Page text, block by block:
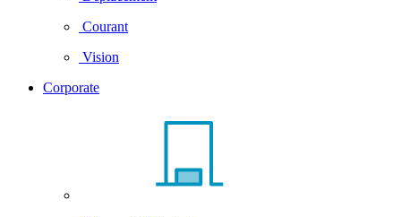
Courant
Vision
Corporate